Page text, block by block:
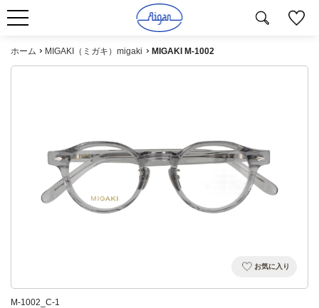
ホーム MIGAKI（ミガキ）migaki MIGAKI M-1002
お気に入り
M-1002_C-1